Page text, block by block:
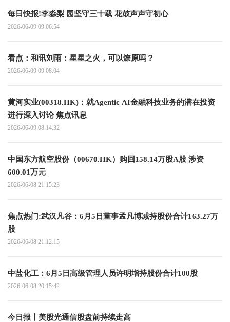
每日快报!李淼梨 园坚守三十载 花鼓声声守初心
2026-06-09 09:06:54
看点：和讯刘雨：星星之火，可以燎原吗？
2026-06-09 09:08:04
黄河实业(00318.HK)：就Agentic AI金融科技业务的潜在投资
进行深入讨论 焦点讯息
2026-06-09 08:14:32
中国东方航空股份（00670.HK）购回158.14万股A股 涉资
600.01万元
2026-06-08 21:15:23
焦点热门:武汉凡谷：6月5日董事孟凡博减持股份合计163.27万
股
2026-06-08 21:12:15
中盐化工：6月5日高级管理人员许明增持股份合计100股
2026-06-08 20:15:42
今日报丨美股光通信股盘前持续走高